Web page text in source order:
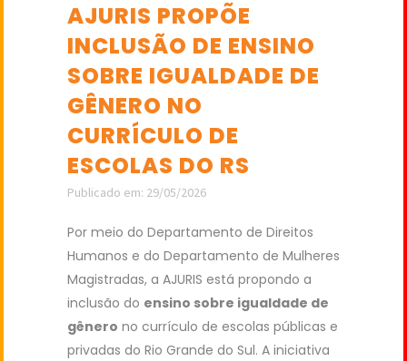
AJURIS PROPÕE
INCLUSÃO DE ENSINO
SOBRE IGUALDADE DE
GÊNERO NO
CURRÍCULO DE
ESCOLAS DO RS
Publicado em: 29/05/2026
Por meio do Departamento de Direitos
Humanos e do Departamento de Mulheres
Magistradas, a AJURIS está propondo a
inclusão do ensino sobre igualdade de
gênero no currículo de escolas públicas e
privadas do Rio Grande do Sul. A iniciativa